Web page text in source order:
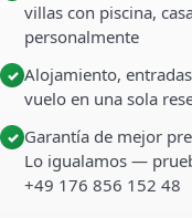
villas con piscina,
personalmente
✓ Alojamiento,
vuelo en una sola
✓ Garantía de mejor
Lo igualamos —
+49 176 856 152 48